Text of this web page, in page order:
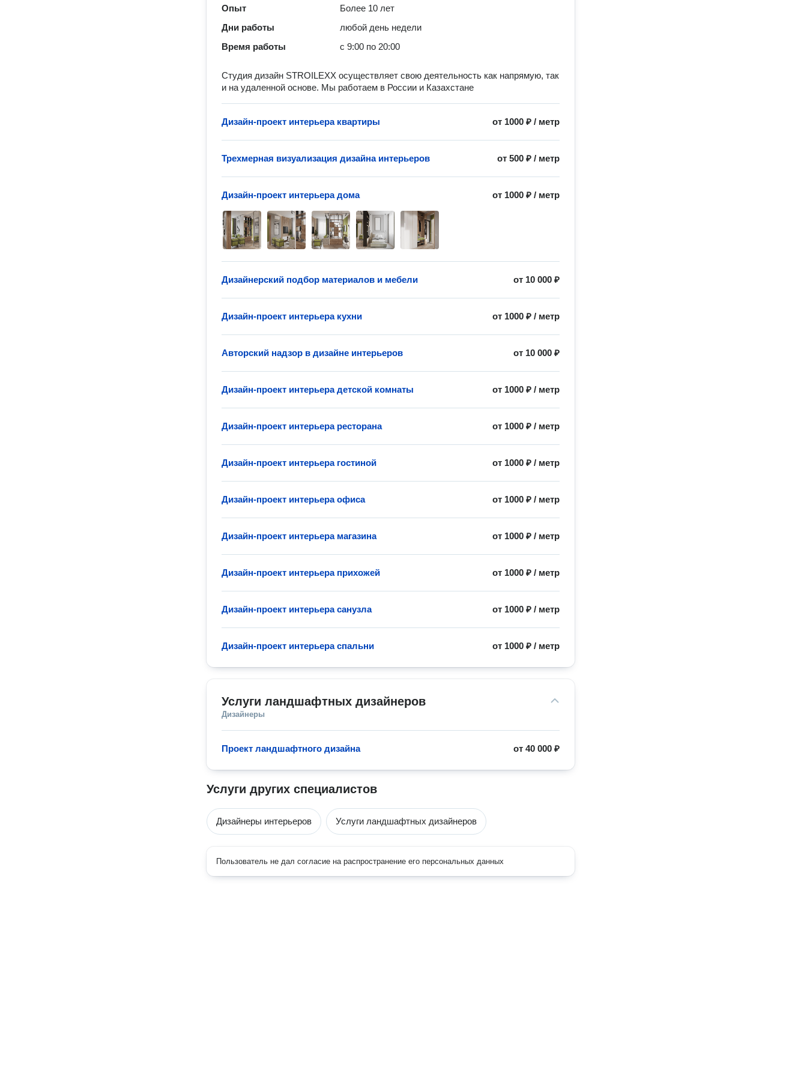
Опыт
Более 10 лет
Дни работы
любой день недели
Время работы
с 9:00 по 20:00
Студия дизайн STROILEXX осуществляет свою деятельность как напрямую, так
и на удаленной основе. Мы работаем в России и Казахстане
от 1000 ₽ / метр
Дизайн-проект интерьера квартиры
от500 ₽ / метр
Трехмерная визуализация дизайна интерьеров
от 1000 ₽ / метр
Дизайн-проект интерьера дома
от 10 000 ₽
Дизайнерский подбор материалов и мебели
от 1000 ₽ / метр
Дизайн-проект интерьера кухни
от 10 000 ₽
Авторский надзор в дизайне интерьеров
от 1000 ₽ / метр
Дизайн-проект интерьера детской комнаты
от 1000 ₽ / метр
Дизайн-проект интерьера ресторана
от 1000 ₽ / метр
Дизайн-проект интерьера гостиной
от 1000 ₽ / метр
Дизайн-проект интерьера офиса
от 1000 ₽ / метр
Дизайн-проект интерьера магазина
от 1000 ₽ / метр
Дизайн-проект интерьера прихожей
от 1000 ₽ / метр
Дизайн-проект интерьера санузла
от 1000 ₽ / метр
Дизайн-проект интерьера спальни
Услуги ландшафтных дизайнеров
Дизайнеры
от40 000 ₽
Проект ландшафтного дизайна
Услуги других специалистов
Дизайнеры интерьеров Услуги ландшафтных дизайнеров
Пользователь не дал согласие на распространение его персональных данных